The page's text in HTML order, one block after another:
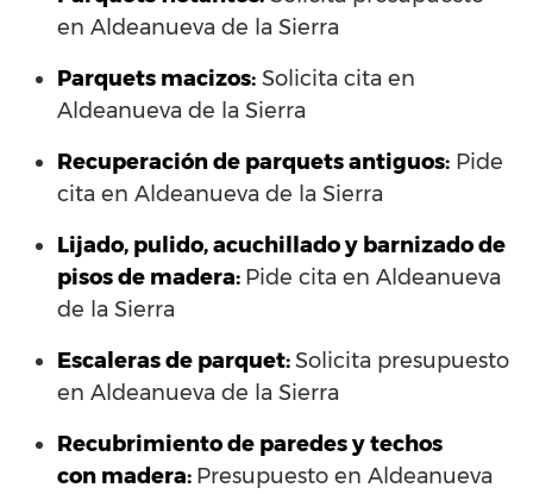
en Aldeanueva de la Sierra
Parquets macizos: Solicita cita en
Aldeanueva de la Sierra
Recuperación de parquets antiguos: Pide
cita en Aldeanueva de la Sierra
Lijado, pulido, acuchillado y barnizado de
pisos de madera: Pide cita en Aldeanueva
de la Sierra
Escaleras de parquet:Solicita presupuesto
en Aldeanueva de la Sierra
Recubrimiento de paredes y techos
con madera: Presupuesto en Aldeanueva